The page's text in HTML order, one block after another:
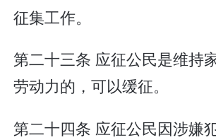
征集工作。
第二十三条 应征公民是维持
劳动力的，可以缓征。
第二十四条 应征公民因涉嫌